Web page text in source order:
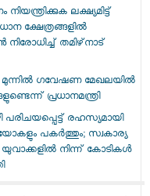
ലക്ഷ്യമിട്ട്
ക്ഷേത്രങ്ങളില്‍
തമിഴ്‌നാട്
മുന്നില്‍ ഗവേഷണ മേഖലയില്‍
പ്രധാനമന്ത്രി
പരിചയപ്പെട്ട് രഹസ്യമായി
പകര്‍ത്തും; സ്വകാര്യ
നിന്ന് കോടികള്‍